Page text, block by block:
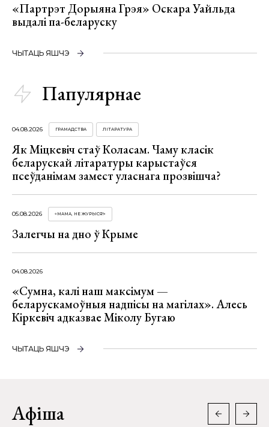
«Партрэт Дорыяна Грэя» Оскара Уайльда
выдалі па-беларуску
ЧЫТАЦЬ ЯШЧЭ
Папулярнае
04.08.2026 ГРАМАДСТВА ЛІТАРАТУРА
Як Міцкевіч стаў Коласам. Чаму класік
беларускай літаратуры карыстаўся
псеўданімам замест уласнага прозвішча?
05.08.2026 «МАМА, НЕ ЖУРЫСЯ!»
Залегчы на дно ў Крыме
04.08.2026
«Сумна, калі наш максімум —
беларускамоўныя надпісы на магілах». Алесь
Кіркевіч адказвае Міколу Бугаю
ЧЫТАЦЬ ЯШЧЭ
Афіша